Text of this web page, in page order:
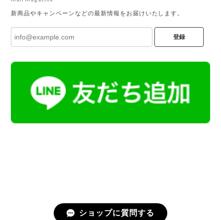
新商品やキャンペーンなどの最新情報をお届けいたします。
登録
ショップに質問する